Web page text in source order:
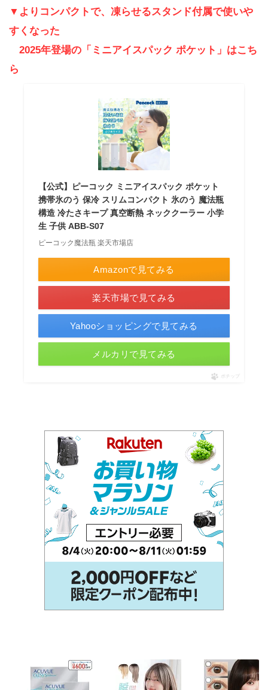
▼よりコンパクトで、凍らせるスタンド付属で使いや
すくなった
2025年登場の「ミニアイスパック ポケット」はこち
ら
【公式】ピーコック ミニアイスパック ポケット
携帯氷のう 保冷 スリムコンパクト 氷のう 魔法瓶
構造 冷たさキープ 真空断熱 ネッククーラー 小学
生 子供 ABB-S07
ピーコック魔法瓶 楽天市場店
Amazonで見てみる
楽天市場で見てみる
Yahooショッピングで見てみる
メルカリで見てみる
ポチップ